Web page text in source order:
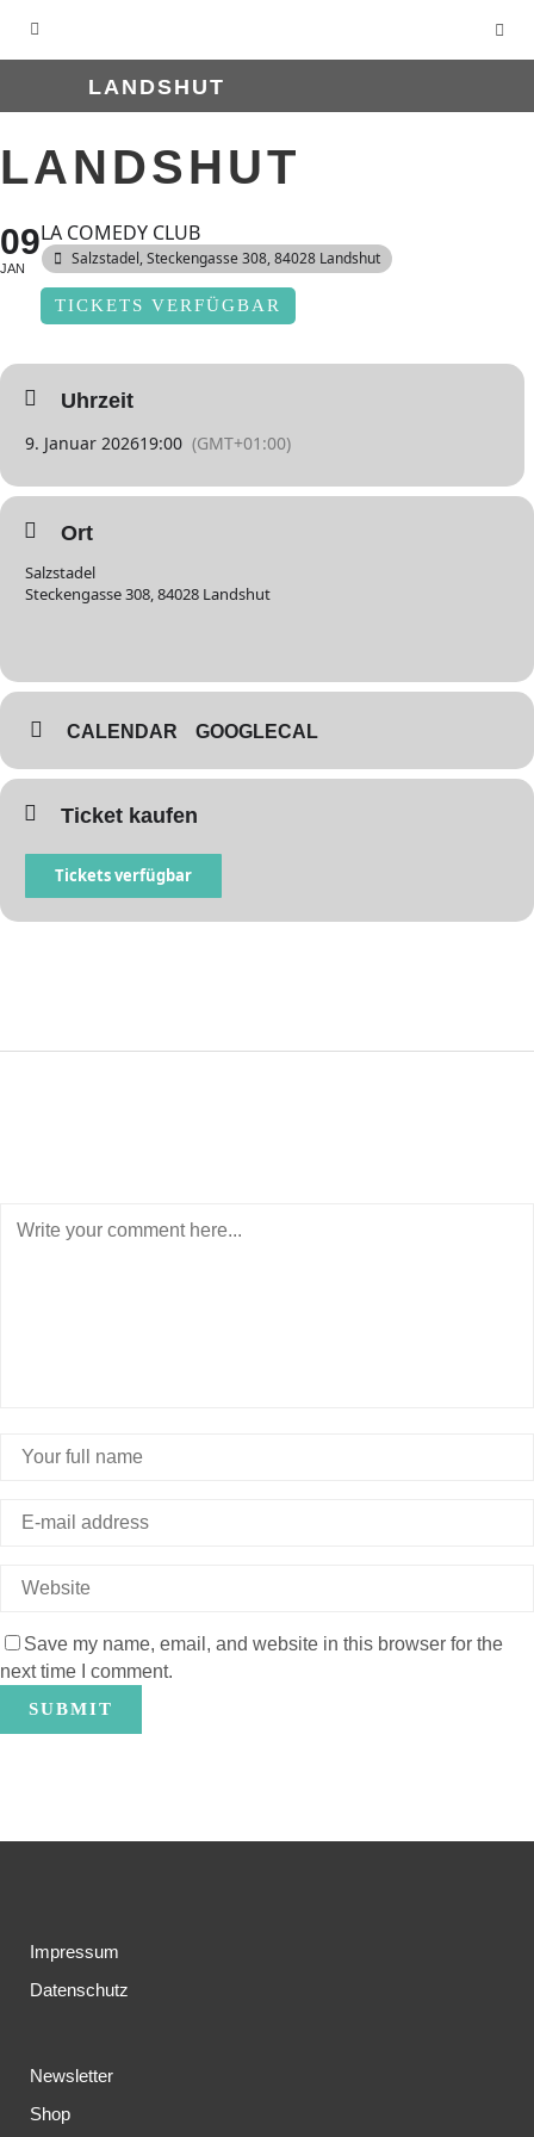
LANDSHUT
LANDSHUT
09
JAN
LA COMEDY CLUB
Salzstadel, Steckengasse 308, 84028 Landshut
TICKETS VERFÜGBAR
Uhrzeit
9. Januar 202619:00 (GMT+01:00)
Ort
Salzstadel
Steckengasse 308, 84028 Landshut
CALENDAR GOOGLECAL
Ticket kaufen
Tickets verfügbar
Save my name, email, and website in this browser for the
next time I comment.
Impressum
Datenschutz
Newsletter
Shop